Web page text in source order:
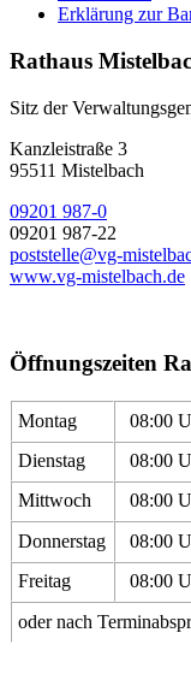
Erklärung zur
Rathaus
Sitz der
Kanzleistraße 3
95511 Mistelbach
09201 987-0
09201 987-22
poststelle@vg-
www.vg-mistelbach.de
Öffnungszeiten
Montag 08:00
Dienstag
08:00
Mittwoch
08:00
Donnerstag
08:00
Freitag
08:00
oder nach